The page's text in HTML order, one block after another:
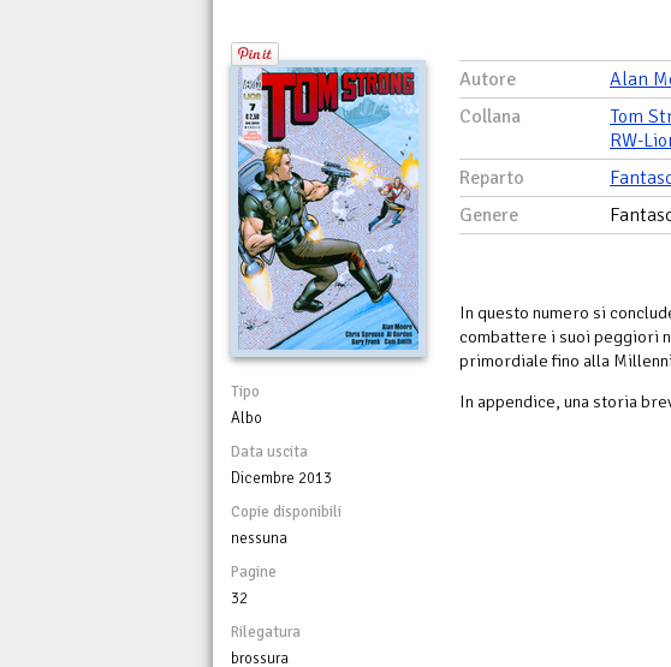
Tipo
Albo
Data uscita
Dicembre 2013
Copie disponibili
nessuna
Pagine
32
Rilegatura
brossura
Autore Alan
Collana
Tom
RW-
Reparto
Genere
In questo numero si
combattere i suoi peggiori
primordiale fino alla
In appendice, una storia